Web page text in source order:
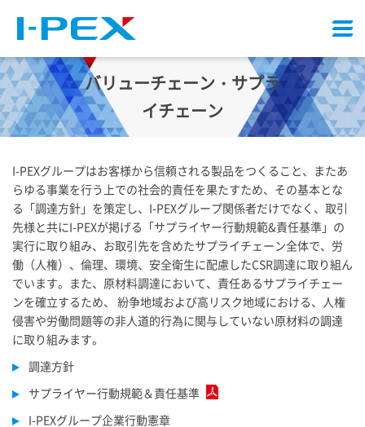
ニ
ュ
ー
バリューチェーン・サプラ
イチェーン
I-PEXグループはお客様から信頼される製品をつくること、またあ
らゆる事業を行う上での社会的責任を果たすため、その基本とな
る「調達方針」を策定し、 I-PEXグループ関係者だけでなく、取引
先様と共にI-PEXが掲げる「サプライヤー行動規範&責任基準」の
実行に取り組み、お取引先を含めたサプライチェーン全体で、労
働（人権）、倫理、環境、安全衛生に配慮したCSR調達に取り組ん
でいます。また、原材料調達において、責任あるサプライチェー
ンを確立するため、 紛争地域および高リスク地域における、人権
侵害や労働問題等の非人道的行為に関与していない原材料の調達
に取り組みます。
調達方針
サプライヤー行動規範＆責任基準
I-PEXグループ企業行動憲章